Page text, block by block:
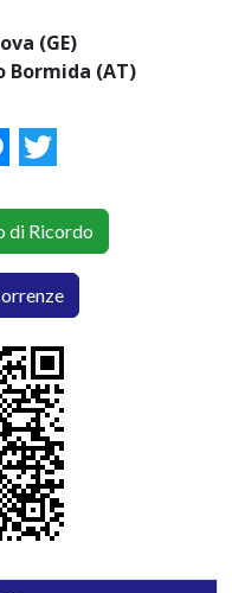
(GE)
Bormida (AT)
Twitter
di Ricordo